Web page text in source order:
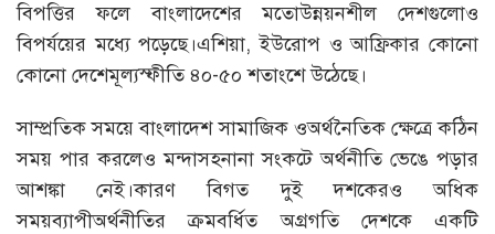
বিপত্তির ফলে বাংলাদেশের মতোউন্নয়নশীল দেশগুলোও
বিপর্যয়ের মধ্যে পড়েছে।এশিয়া, ইউরোপ ও আফ্রিকার কোনো
কোনো দেশেমূল্যস্ফীতি ৪০-৫০ শতাংশে উঠেছে।
সাম্প্রতিক সময়ে বাংলাদেশ সামাজিক ওঅর্থনৈতিক ক্ষেত্রে কঠিন
সময় পার করলেও মন্দাসহনানা সংকটে অর্থনীতি ভেঙে পড়ার
আশঙ্কা নেই।কারণ বিগত দুই দশকেরও অধিক
সময়ব্যাপীঅর্থনীতির ক্রমবর্ধিত অগ্রগতি দেশকে একটি